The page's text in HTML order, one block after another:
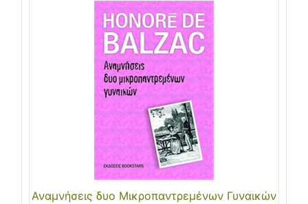
Αναμνήσεις δυο Μικροπαντρεμένων Γυναικών